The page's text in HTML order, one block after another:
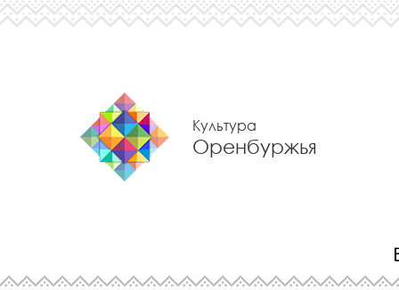
Культура
Оренбуржья